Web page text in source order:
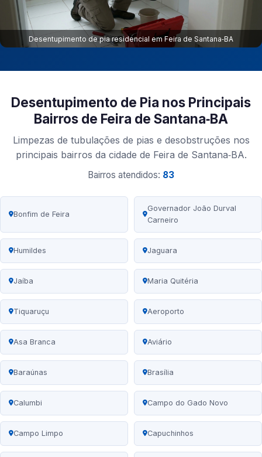
Desentupimento de pia residencial em Feira de Santana‑BA
Desentupimento de Pia nos Principais
Bairros de Feira de Santana‑BA
Limpezas de tubulações de pias e desobstruções nos
principais bairros da cidade de Feira de Santana‑BA.
Bairros atendidos: 83
Bonfim de Feira
Governador João Durval
Carneiro
Humildes Jaguara
Jaíba Maria Quitéria
Tiquaruçu Aeroporto
Asa Branca Aviário
Baraúnas Brasília
Calumbi Campo do Gado Novo
Campo Limpo Capuchinhos